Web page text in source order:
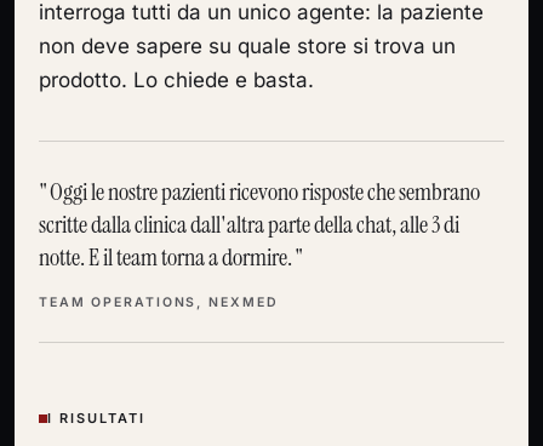
interroga tutti da un unico agente: la paziente
non deve sapere su quale store si trova un
prodotto. Lo chiede e basta.
Oggi le nostre pazienti ricevono risposte che sembrano
scritte dalla clinica dall'altra parte della chat, alle 3 di
notte. E il team torna a dormire.
TEAM OPERATIONS, NEXMED
I RISULTATI